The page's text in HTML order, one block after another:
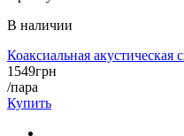
В наличии
Коаксиальная акустическая
1549грн
/пара
Купить